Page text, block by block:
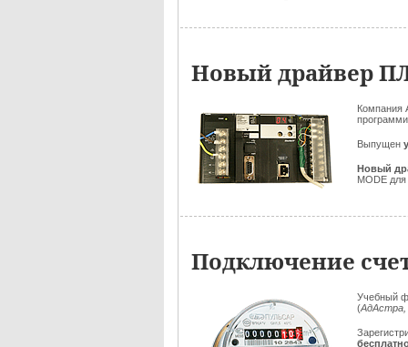
Новый драйвер
Компания
Выпущен
Новый
MODE
Подключение
Учебный
(АдАстра,